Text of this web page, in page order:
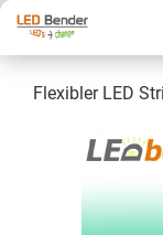
Flexibler LED